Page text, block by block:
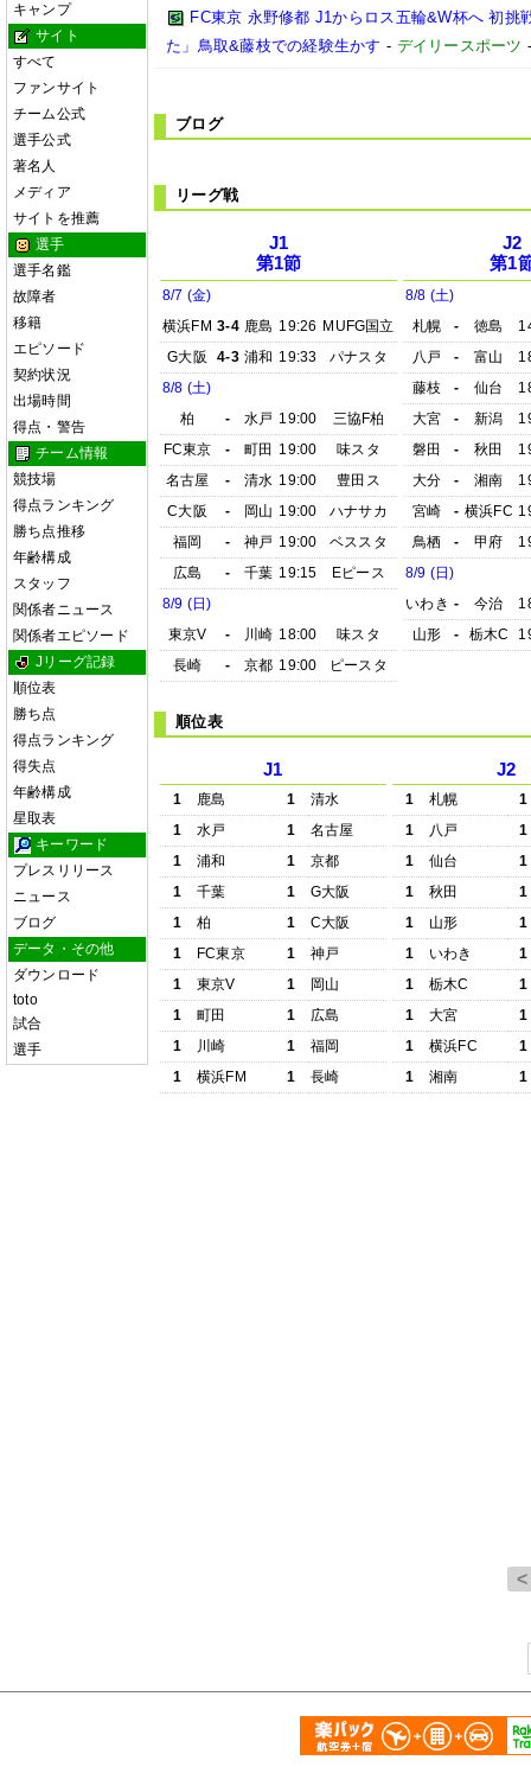
キャンプ
サイト
すべて
ファンサイト
チーム公式
選手公式
著名人
メディア
サイトを推薦
選手
選手名鑑
故障者
移籍
エピソード
契約状況
出場時間
得点・警告
チーム情報
競技場
得点ランキング
勝ち点推移
年齢構成
スタッフ
関係者ニュース
関係者エピソード
Jリーグ記録
順位表
勝ち点
得点ランキング
得失点
年齢構成
星取表
キーワード
プレスリリース
ニュース
ブログ
データ・その他
ダウンロード
toto
試合
選手
FC東京 永野修都 J1からロス五輪&W杯へ 初挑
た」鳥取&藤枝での経験生かす - デイリースポーツ
ブログ
リーグ戦
J1
第1節
8/7 (金)
横浜FM 3-4 鹿島 19:26 MUFG国立
G大阪
4-3 浦和 19:33
パナスタ
8/8 (土)
柏
- 水戸 19:00
三協F柏
FC東京
- 町田 19:00
味スタ
名古屋
- 清水 19:00
豊田ス
C大阪
- 岡山 19:00
ハナサカ
福岡
- 神戸 19:00
ベススタ
広島
- 千葉 19:15
Eピース
8/9 (日)
東京V
- 川崎 18:00
味スタ
長崎
- 京都 19:00 ピースタ
J2
第1
8/8 (土)
札幌
- 徳島
八戸
- 富山
藤枝
- 仙台
大宮
- 新潟
磐田
- 秋田
大分
- 湘南
宮崎
- 横浜FC
鳥栖
- 甲府
8/9 (日)
いわき - 今治
山形
- 栃木C
順位表
J1
1 鹿島 1
清水
1
水戸 1
名古屋
1
浦和 1
京都
1
千葉 1
G大阪
1
柏 1
C大阪
1
FC東京 1
神戸
1
東京V 1
岡山
1
町田 1
広島
1
川崎 1
福岡
1
横浜FM 1 長崎
J2
1 札幌
1
1
八戸
1
1
仙台
1
1
秋田
1
1
山形
1
1
いわき
1
1
栃木C
1
1
大宮
1
1
横浜FC
1
1
湘南 1